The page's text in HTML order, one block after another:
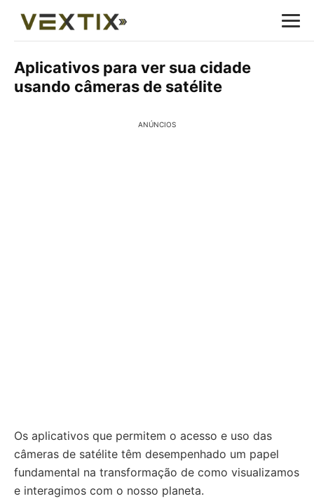
Aplicativos para ver sua cidade
usando câmeras de satélite
ANÚNCIOS
Os aplicativos que permitem o acesso e uso das
câmeras de satélite têm desempenhado um papel
fundamental na transformação de como visualizamos
e interagimos com o nosso planeta.